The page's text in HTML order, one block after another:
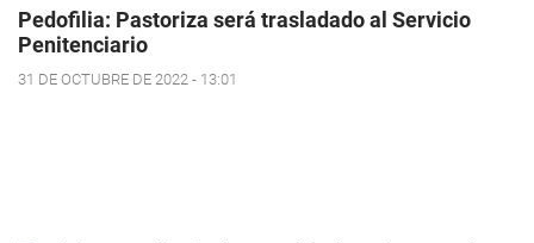
Pedofilia: Pastoriza será trasladado al Servicio
Penitenciario
31 DE OCTUBRE DE 2022 - 13:01